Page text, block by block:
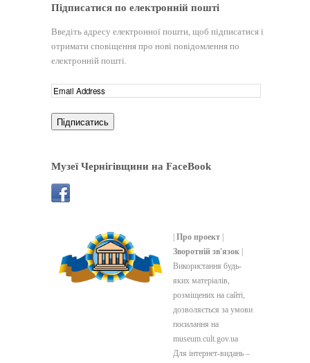
Підписатися по електронній пошті
Введіть адресу електронної пошти, щоб підписатися і
отримати сповіщення про нові повідомлення по
електронній пошті.
Музеї Чернігівщини на FaceBook
Про проект
Зворотній зв'язок
Використання будь-
яких матеріалів,
розміщених на сайті,
дозволяється за умови
посилання на
museum.cult.gov.ua
Для інтернет-видань –